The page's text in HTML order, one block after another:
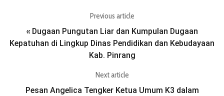
Previous article
« Dugaan Pungutan Liar dan Kumpulan Dugaan
Kepatuhan di Lingkup Dinas Pendidikan dan Kebudayaan
Kab. Pinrang
Next article
Pesan Angelica Tengker Ketua Umum K3 dalam